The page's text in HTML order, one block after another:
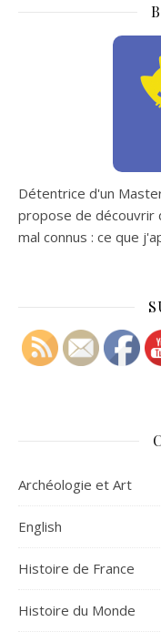
Détentrice d'un
propose de découvrir
mal connus : ce que
Archéologie et Art
English
Histoire de France
Histoire du Monde